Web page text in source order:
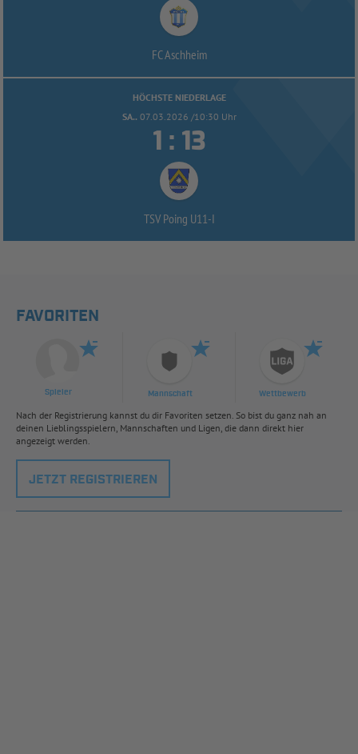
FC Aschheim
HÖCHSTE NIEDERLAGE
SA.. 07.03.2026 /10:30 Uhr
 : 
TSV Poing U11-I
FAVORITEN
Spieler Mannschaft Wettbewerb
Nach der Registrierung kannst du dir Favoriten setzen. So bist du ganz nah an
deinen Lieblingsspielern, Mannschaften und Ligen, die dann direkt hier
angezeigt werden.
JETZT REGISTRIEREN